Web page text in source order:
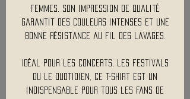
femmes. Son impression de qualité
garantit des couleurs intenses et une
bonne résistance au fil des lavages.
Idéal pour les concerts, les festivals
ou le quotidien, ce t-shirt est un
indispensable pour tous les fans de